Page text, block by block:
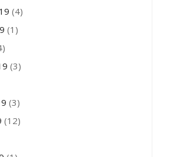
(4)
(1)
(3)
(3)
(12)